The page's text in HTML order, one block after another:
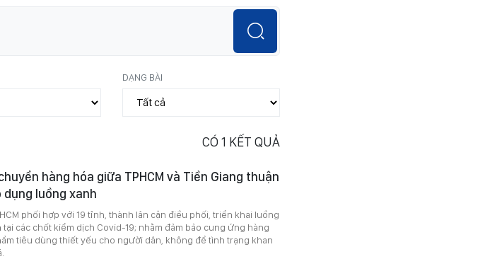
DẠNG BÀI
CÓ 1 KẾT QUẢ
hàng hóa giữa TPHCM và Tiền Giang thuận
dụng luồng xanh
phối hợp với 19 tỉnh, thành lân cận điều phối, triển khai luồng
các chốt kiểm dịch Covid-19; nhằm đảm bảo cung ứng hàng
tiêu dùng thiết yếu cho người dân, không để tình trạng khan